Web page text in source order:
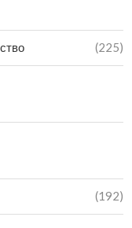
(225)
(192)